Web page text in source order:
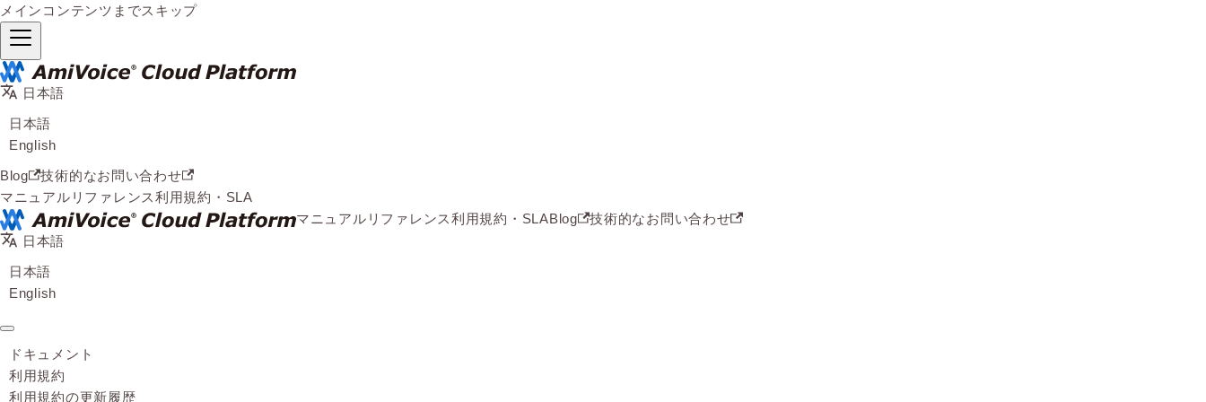
メインコンテンツまでスキップ
日本語
日本語
English
Blog
技術的なお問い合わせ
マニュアル リファレンス利用規約・SLA
マニュアル リファレンス利用規約・SLABlog
技術的なお問い合わせ
日本語
日本語
English
ドキュメント
利用規約
利用規約の更新履歴